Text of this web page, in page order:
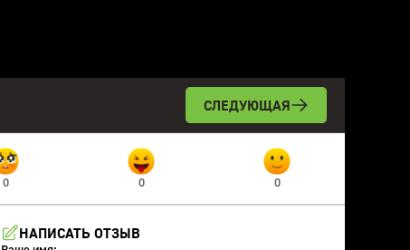
СЛЕДУЮЩАЯ
0 0 0
НАПИСАТЬ ОТЗЫВ